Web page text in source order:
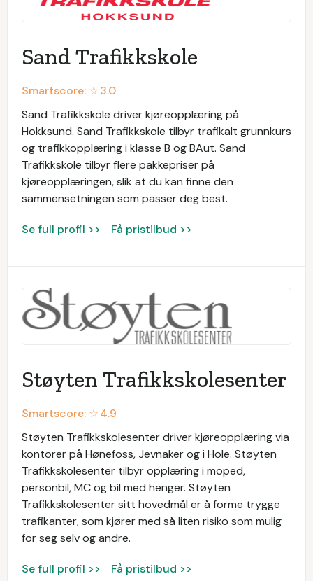
Sand Trafikkskole
Smartscore: ☆3.0
Sand Trafikkskole driver kjøreopplæring på
Hokksund. Sand Trafikkskole tilbyr trafikalt grunnkurs
og trafikkopplæring i klasse B og BAut. Sand
Trafikkskole tilbyr flere pakkepriser på
kjøreopplæringen, slik at du kan finne den
sammensetningen som passer deg best.
Se full profil >> Få pristilbud >>
Støyten Trafikkskolesenter
Smartscore: ☆4.9
Støyten Trafikkskolesenter driver kjøreopplæring via
kontorer på Hønefoss, Jevnaker og i Hole. Støyten
Trafikkskolesenter tilbyr opplæring i moped,
personbil, MC og bil med henger. Støyten
Trafikkskolesenter sitt hovedmål er å forme trygge
trafikanter, som kjører med så liten risiko som mulig
for seg selv og andre.
Se full profil >> Få pristilbud >>